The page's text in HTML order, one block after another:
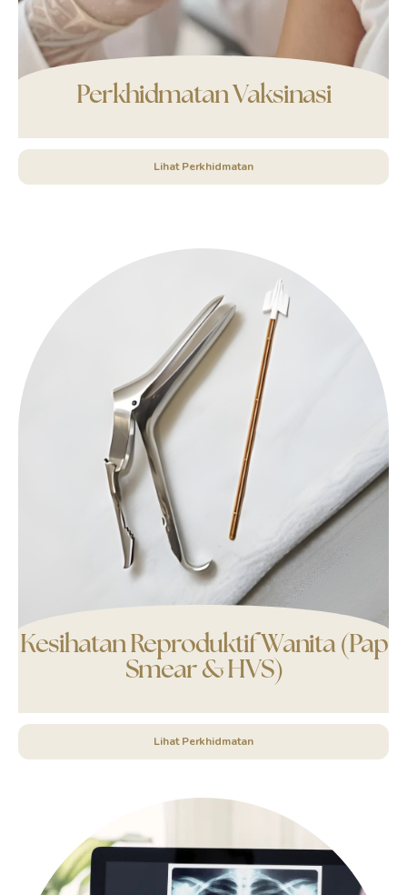
Perkhidmatan Vaksinasi
Lihat Perkhidmatan
Kesihatan Reproduktif Wanita (Pap
Smear & HVS)
Lihat Perkhidmatan